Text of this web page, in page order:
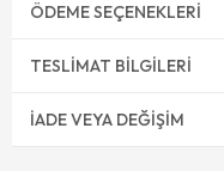
ÖDEME SEÇENEKLERI
TESLIMAT BILGILERI
İADE VEYA DEĞIŞIM